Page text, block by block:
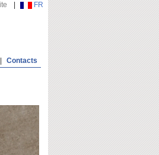
FR
Contacts